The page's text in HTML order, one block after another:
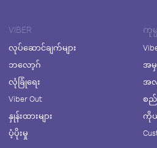
VIBER
လုပ်ဆောင်ချက်များ
ဘလော့ဂ်
လုံခြုံရေး
Viber Out
နှုန်းထားများ
ပံ့ပိုးမှု
ကု
အ
အလု
စည်
ကိုယ်